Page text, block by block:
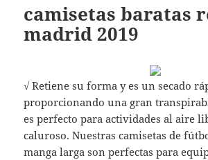
camisetas baratas
madrid 2019
√ Retiene su forma y es un secado
proporcionando una gran
es perfecto para actividades al aire
caluroso. Nuestras camisetas de
manga larga son perfectas para